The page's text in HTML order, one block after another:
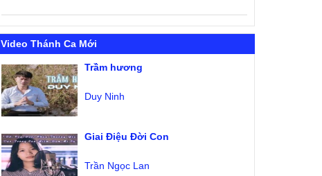
Video Thánh Ca Mới
Trầm hương
Duy Ninh
Giai Điệu Đời Con
Trần Ngọc Lan